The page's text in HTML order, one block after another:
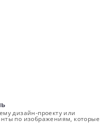
дизайн-проекту или
по изображениям, которые